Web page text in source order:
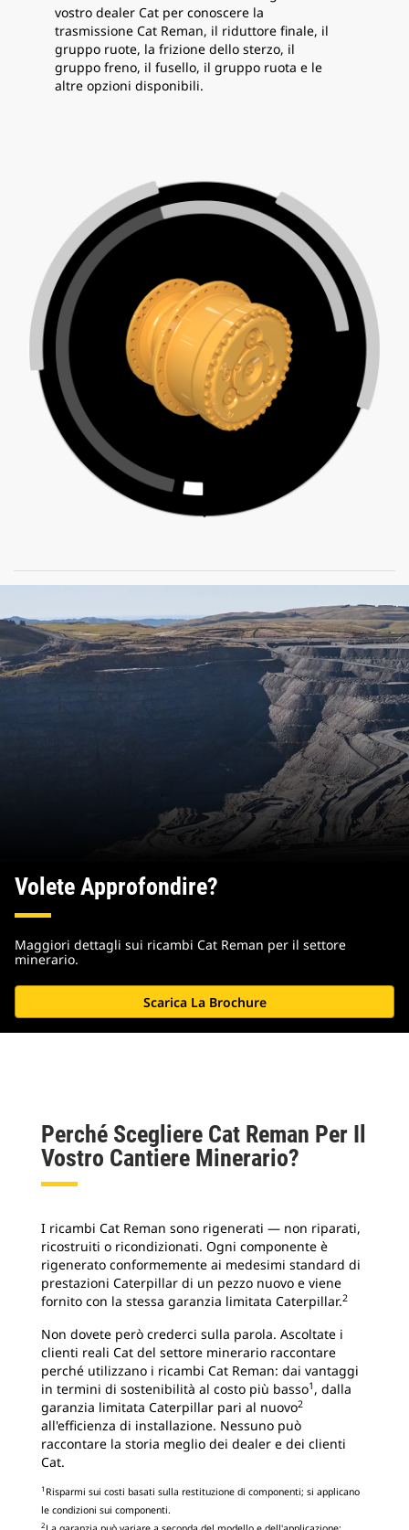
vostro dealer Cat per conoscere la
trasmissione Cat Reman, il riduttore finale, il
gruppo ruote, la frizione dello sterzo, il
gruppo freno, il fusello, il gruppo ruota e le
altre opzioni disponibili.
Volete Approfondire?
Maggiori dettagli sui ricambi Cat Reman per il settore
minerario.
Scarica La Brochure
Perché Scegliere Cat Reman Per Il
Vostro Cantiere Minerario?
I ricambi Cat Reman sono rigenerati — non riparati,
ricostruiti o ricondizionati. Ogni componente è
rigenerato conformemente ai medesimi standard di
prestazioni Caterpillar di un pezzo nuovo e viene
fornito con la stessa garanzia limitata Caterpillar.2
Non dovete però crederci sulla parola. Ascoltate i
clienti reali Cat del settore minerario raccontare
perché utilizzano i ricambi Cat Reman: dai vantaggi
in termini di sostenibilità al costo più basso1 , dalla
garanzia limitata Caterpillar pari al nuovo2
all'efficienza di installazione. Nessuno può
raccontare la storia meglio dei dealer e dei clienti
Cat.
1 Risparmi sui costi basati sulla restituzione di componenti; si applicano
le condizioni sui componenti.
2